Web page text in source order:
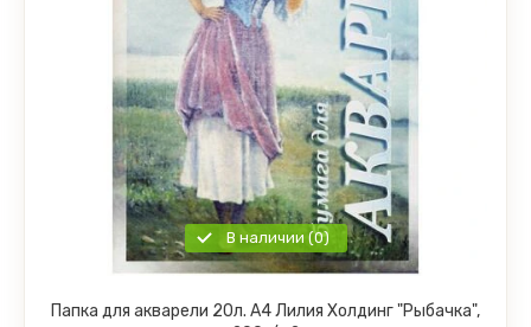
В наличии (0)
Папка для акварели 20л. А4 Лилия Холдинг "Рыбачка",